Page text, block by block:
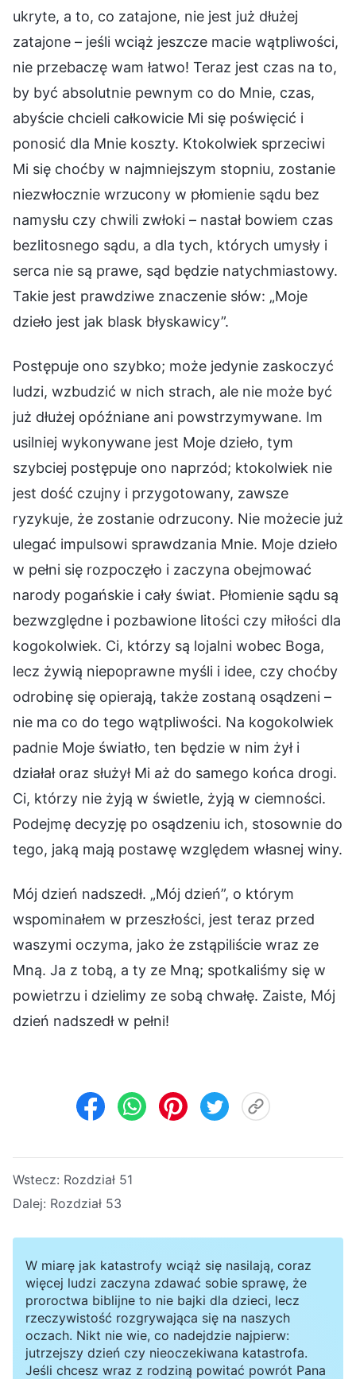
ukryte, a to, co zatajone, nie jest już dłużej
zatajone – jeśli wciąż jeszcze macie wątpliwości,
nie przebaczę wam łatwo! Teraz jest czas na to,
by być absolutnie pewnym co do Mnie, czas,
abyście chcieli całkowicie Mi się poświęcić i
ponosić dla Mnie koszty. Ktokolwiek sprzeciwi
Mi się choćby w najmniejszym stopniu, zostanie
niezwłocznie wrzucony w płomienie sądu bez
namysłu czy chwili zwłoki – nastał bowiem czas
bezlitosnego sądu, a dla tych, których umysły i
serca nie są prawe, sąd będzie natychmiastowy.
Takie jest prawdziwe znaczenie słów: „Moje
dzieło jest jak blask błyskawicy”.
Postępuje ono szybko; może jedynie zaskoczyć
ludzi, wzbudzić w nich strach, ale nie może być
już dłużej opóźniane ani powstrzymywane. Im
usilniej wykonywane jest Moje dzieło, tym
szybciej postępuje ono naprzód; ktokolwiek nie
jest dość czujny i przygotowany, zawsze
ryzykuje, że zostanie odrzucony. Nie możecie już
ulegać impulsowi sprawdzania Mnie. Moje dzieło
w pełni się rozpoczęło i zaczyna obejmować
narody pogańskie i cały świat. Płomienie sądu są
bezwzględne i pozbawione litości czy miłości dla
kogokolwiek. Ci, którzy są lojalni wobec Boga,
lecz żywią niepoprawne myśli i idee, czy choćby
odrobinę się opierają, także zostaną osądzeni –
nie ma co do tego wątpliwości. Na kogokolwiek
padnie Moje światło, ten będzie w nim żył i
działał oraz służył Mi aż do samego końca drogi.
Ci, którzy nie żyją w świetle, żyją w ciemności.
Podejmę decyzję po osądzeniu ich, stosownie do
tego, jaką mają postawę względem własnej winy.
Mój dzień nadszedł. „Mój dzień”, o którym
wspominałem w przeszłości, jest teraz przed
waszymi oczyma, jako że zstąpiliście wraz ze
Mną. Ja z tobą, a ty ze Mną; spotkaliśmy się w
powietrzu i dzielimy ze sobą chwałę. Zaiste, Mój
dzień nadszedł w pełni!
Wstecz: Rozdział 51
Dalej: Rozdział 53
W miarę jak katastrofy wciąż się nasilają, coraz
więcej ludzi zaczyna zdawać sobie sprawę, że
proroctwa biblijne to nie bajki dla dzieci, lecz
rzeczywistość rozgrywająca się na naszych
oczach. Nikt nie wie, co nadejdzie najpierw:
jutrzejszy dzień czy nieoczekiwana katastrofa.
Jeśli chcesz wraz z rodziną powitać powrót Pana